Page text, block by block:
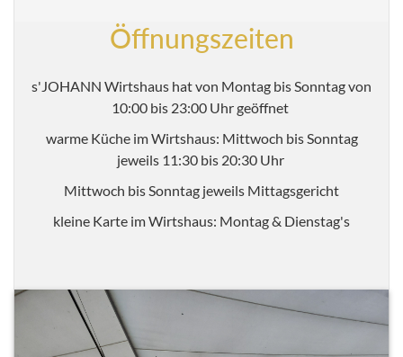
Öffnungszeiten
s'JOHANN Wirtshaus hat von Montag bis Sonntag von
10:00 bis 23:00 Uhr geöffnet
warme Küche im Wirtshaus: Mittwoch bis Sonntag
jeweils 11:30 bis 20:30 Uhr
Mittwoch bis Sonntag jeweils Mittagsgericht
kleine Karte im Wirtshaus: Montag & Dienstag's